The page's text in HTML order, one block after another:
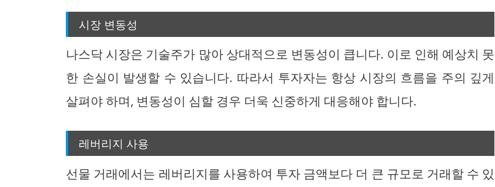
시장 변동성
나스닥 시장은 기술주가 많아 상대적으로 변동성이 큽니다. 이로 인해 예상치 못
한 손실이 발생할 수 있습니다. 따라서 투자자는 항상 시장의 흐름을 주의 깊게
살펴야 하며, 변동성이 심할 경우 더욱 신중하게 대응해야 합니다.
레버리지 사용
선물 거래에서는 레버리지를 사용하여 투자 금액보다 더 큰 규모로 거래할 수 있